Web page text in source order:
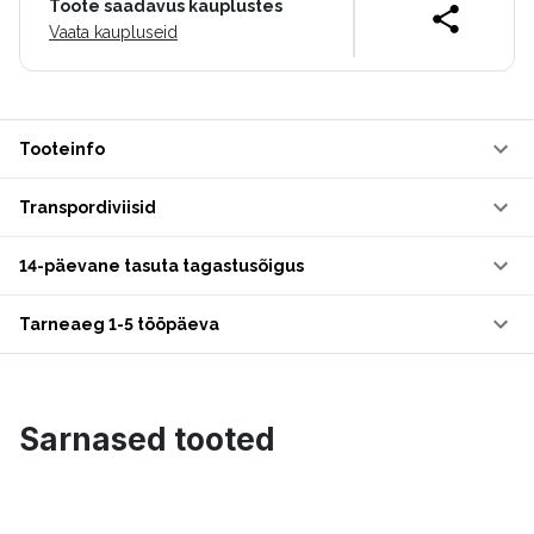
Toote saadavus kauplustes
Vaata kaupluseid
Tooteinfo
Transpordiviisid
14-päevane tasuta tagastusõigus
Tarneaeg 1-5 tööpäeva
Sarnased tooted